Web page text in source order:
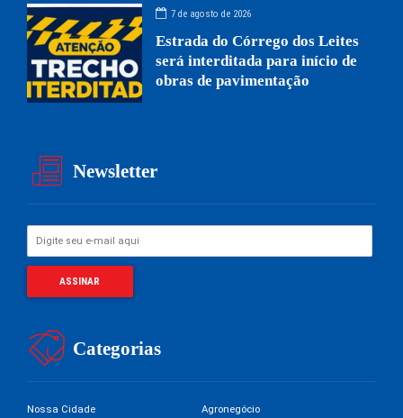
7 de agosto de 2026
Estrada do Córrego dos Leites
será interditada para início de
obras de pavimentação
Newsletter
Categorias
Nossa Cidade Agronegócio